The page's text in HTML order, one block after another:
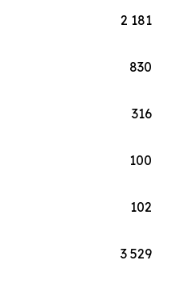
2 181
830
316
100
102
3 529